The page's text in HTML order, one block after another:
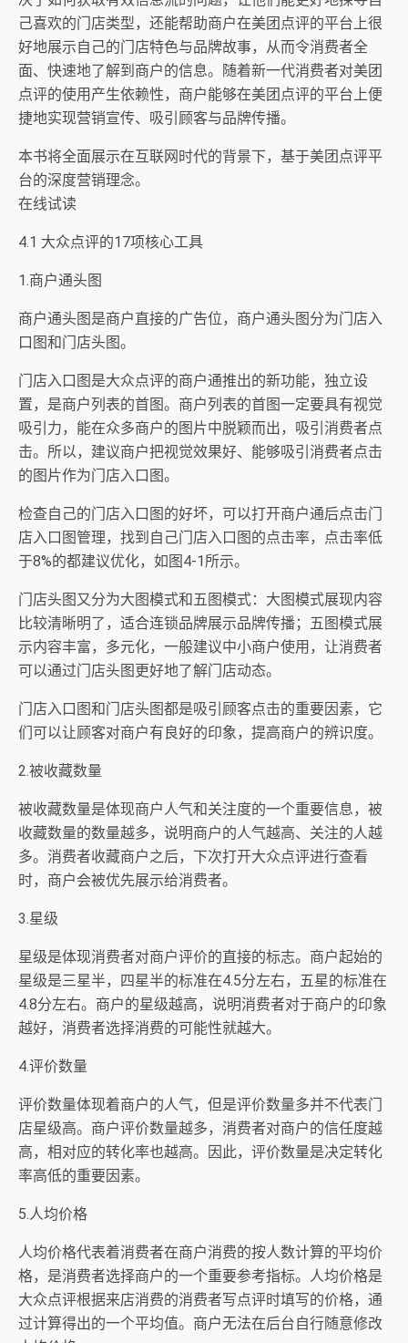
己喜欢的门店类型，还能帮助商户在美团点评的平台上很
好地展示自己的门店特色与品牌故事，从而令消费者全
面、快速地了解到商户的信息。随着新一代消费者对美团
点评的使用产生依赖性，商户能够在美团点评的平台上便
捷地实现营销宣传、吸引顾客与品牌传播。
本书将全面展示在互联网时代的背景下，基于美团点评平
台的深度营销理念。
在线试读
4.1 大众点评的17项核心工具
1.商户通头图
商户通头图是商户直接的广告位，商户通头图分为门店入
口图和门店头图。
门店入口图是大众点评的商户通推出的新功能，独立设
置，是商户列表的首图。商户列表的首图一定要具有视觉
吸引力，能在众多商户的图片中脱颖而出，吸引消费者点
击。所以，建议商户把视觉效果好、能够吸引消费者点击
的图片作为门店入口图。
检查自己的门店入口图的好坏，可以打开商户通后点击门
店入口图管理，找到自己门店入口图的点击率，点击率低
于8%的都建议优化，如图4-1所示。
门店头图又分为大图模式和五图模式：大图模式展现内容
比较清晰明了，适合连锁品牌展示品牌传播；五图模式展
示内容丰富，多元化，一般建议中小商户使用，让消费者
可以通过门店头图更好地了解门店动态。
门店入口图和门店头图都是吸引顾客点击的重要因素，它
们可以让顾客对商户有良好的印象，提高商户的辨识度。
2.被收藏数量
被收藏数量是体现商户人气和关注度的一个重要信息，被
收藏数量的数量越多，说明商户的人气越高、关注的人越
多。消费者收藏商户之后，下次打开大众点评进行查看
时，商户会被优先展示给消费者。
3.星级
星级是体现消费者对商户评价的直接的标志。商户起始的
星级是三星半，四星半的标准在4.5分左右，五星的标准在
4.8分左右。商户的星级越高，说明消费者对于商户的印象
越好，消费者选择消费的可能性就越大。
4.评价数量
评价数量体现着商户的人气，但是评价数量多并不代表门
店星级高。商户评价数量越多，消费者对商户的信任度越
高，相对应的转化率也越高。因此，评价数量是决定转化
率高低的重要因素。
5.人均价格
人均价格代表着消费者在商户消费的按人数计算的平均价
格，是消费者选择商户的一个重要参考指标。人均价格是
大众点评根据来店消费的消费者写点评时填写的价格，通
过计算得出的一个平均值。商户无法在后台自行随意修改